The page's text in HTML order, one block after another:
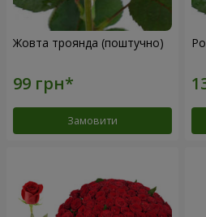
Жовта троянда (поштучно)
Замовити